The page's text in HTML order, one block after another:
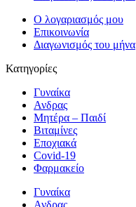
Ο λογαριασμός μου
Επικοινωνία
Διαγωνισμός του μήνα
Κατηγορίες
Γυναίκα
Ανδρας
Μητέρα – Παιδί
Βιταμίνες
Εποχιακά
Covid-19
Φαρμακείο
Γυναίκα